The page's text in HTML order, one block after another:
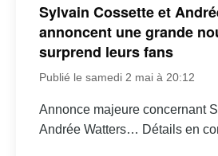
Sylvain Cossette et
annoncent une grande
surprend leurs fans
Publié le samedi 2 mai à 20:12
Annonce majeure concernant
Andrée Watters… Détails en